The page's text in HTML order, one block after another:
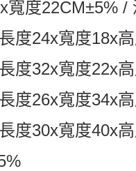
寬度22CM±5% /
度24x寬度18x
度32x寬度22x
度26x寬度34x
度30x寬度40x